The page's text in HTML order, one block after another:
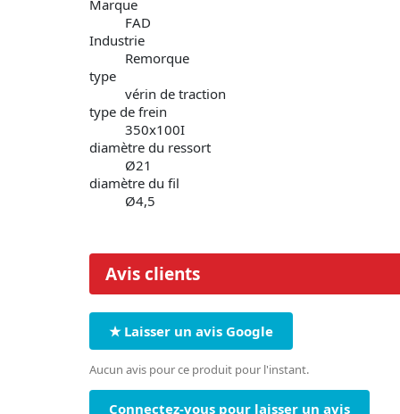
Marque
FAD
Industrie
Remorque
type
vérin de traction
type de frein
350x100I
diamètre du ressort
Ø21
diamètre du fil
Ø4,5
Avis clients
★ Laisser un avis Google
Aucun avis pour ce produit pour l'instant.
Connectez-vous pour laisser un avis